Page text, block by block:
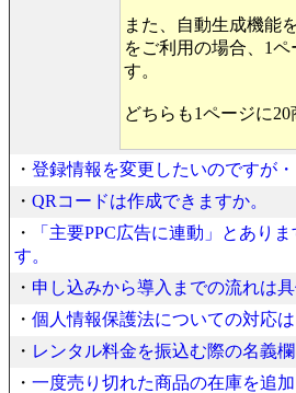
また、自動生成機能
をご利用の場合、1
す。
どちらも1ページに
・ 登録情報を変更したいのですが・
・ QRコードは作成できますか。
・
「主要PPC広告に連動」とあり
す。
・ 申し込みから導入までの流れは
・ 個人情報保護法についての対応
・ レンタル料金を振込む際の名義
・ 一度売り切れた商品の在庫を追